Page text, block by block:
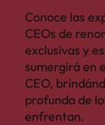
Conoce las
CEOs de
exclusivas y
sumergirá en
CEO,
profunda de
enfrentan.